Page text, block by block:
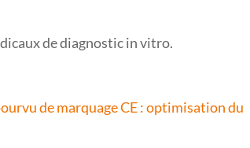
de diagnostic in vitro.
de marquage CE : optimisation du